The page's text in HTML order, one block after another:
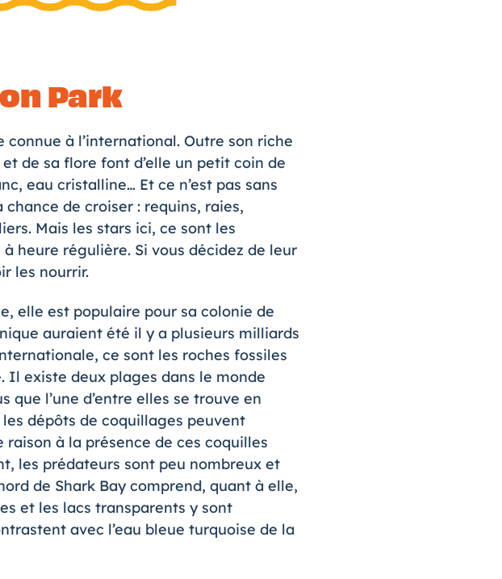
Park
à l’international. Outre son riche
de sa flore font d’elle un petit coin de
eau cristalline… Et ce n’est pas sans
de croiser : requins, raies,
Mais les stars ici, ce sont les
heure régulière. Si vous décidez de leur
les nourrir.
elle est populaire pour sa colonie de
auraient été il y a plusieurs milliards
ce sont les roches fossiles
Il existe deux plages dans le monde
l’une d’entre elles se trouve en
dépôts de coquillages peuvent
à la présence de ces coquilles
les prédateurs sont peu nombreux et
de Shark Bay comprend, quant à elle,
et les lacs transparents y sont
avec l’eau bleue turquoise de la